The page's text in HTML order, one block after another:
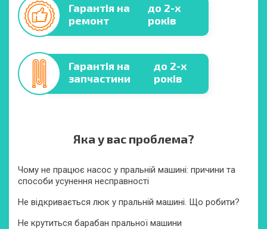
Гарантія на
ремонт
до 2-х
років
Гарантія на
запчастини
до 2-х
років
Яка у вас проблема?
Чому не працює насос у пральній машині: причини та
способи усунення несправності
Не відкривається люк у пральній машині. Що робити?
Не крутиться барабан пральної машини